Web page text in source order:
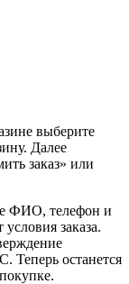
выберите
Далее
заказ» или
ФИО, телефон и
заказа.
Теперь останется